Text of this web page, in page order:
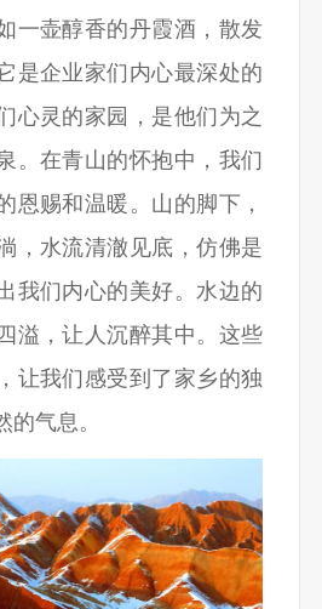
壶醇香的丹霞酒，散发
是企业家们内心最深处的
心灵的家园，是他们为之
。在青山的怀抱中，我们
恩赐和温暖。山的脚下，
，水流清澈见底，仿佛是
我们内心的美好。水边的
溢，让人沉醉其中。这些
让我们感受到了家乡的独
气息。